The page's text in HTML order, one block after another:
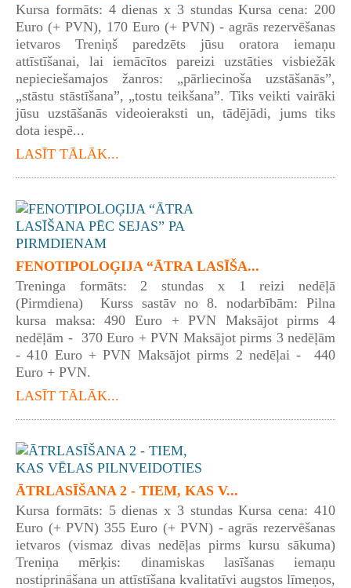
Kursa formāts: 4 dienas x 3 stundas Kursa cena: 200
Euro (+ PVN), 170 Euro (+ PVN) - agrās rezervēšanas
ietvaros Treniņš paredzēts jūsu oratora iemaņu
attīstīšanai, lai iemācītos pareizi uzstāties visbiežāk
nepieciešamajos žanros: „pārliecinoša uzstāšanās”,
„stāstu stāstīšana”, „tostu teikšana”. Tiks veikti vairāki
jūsu uzstāšanās videoieraksti un, tādējādi, jums tiks
dota iespē...
LASĪT TĀLĀK...
FENOTIPOLOĢIJA “ĀTRA LASĪŠA...
Treninga formāts: 2 stundas x 1 reizi nedēļā
(Pirmdiena) Kurss sastāv no 8. nodarbībām: Pilna
kursa maksa: 490 Euro + PVN Maksājot pirms 4
nedēļām - 370 Euro + PVN Maksājot pirms 3 nedēļām
- 410 Euro + PVN Maksājot pirms 2 nedēļai - 440
Euro + PVN.
LASĪT TĀLĀK...
ĀTRLASĪŠANA 2 - TIEM, KAS V...
Kursa formāts: 5 dienas x 3 stundas Kursa cena: 410
Euro (+ PVN) 355 Euro (+ PVN) - agrās rezervēšanas
ietvaros (vismaz divas nedēļas pirms kursu sākuma)
Treniņa mērķis: dinamiskas lasīšanas iemaņu
nostiprināšana un attīstīšana kvalitatīvi augstos līmeņos,